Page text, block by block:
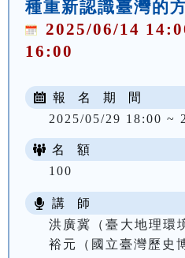
種重新認識臺灣的
2025/06/14
16:00
報 名 期 間
2025/05/29 18:00 ~
名 額
100
講 師
洪廣冀（臺大地理環
裕元（國立臺灣歷史